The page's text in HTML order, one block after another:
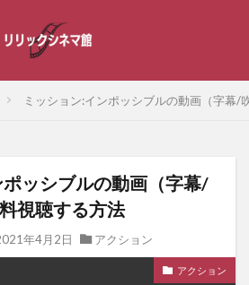
ミッション:インポッシブルの動画（字幕/
ポッシブルの動画（字幕/
視聴する方法
年4月2日 アクション
アクション